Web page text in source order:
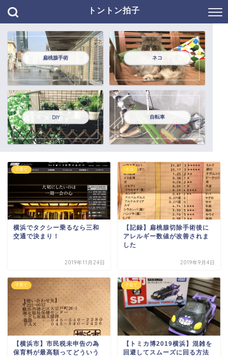
トントン拍子
扁桃腺手術 ネコ
DIY 自転車
子育て
横浜でタクシー乗るなら三和
交通で決まり！
2019年11月24日
ネコ
【記録】扁桃腺切除手術後に
アレルギー数値が改善されま
した
2019年9月4日
子育て
【横浜市】市民税未申告の為
保育料が最高額ってどういう
子育て
【トミカ博2019横浜】混雑を
回避してスムーズに回る方法